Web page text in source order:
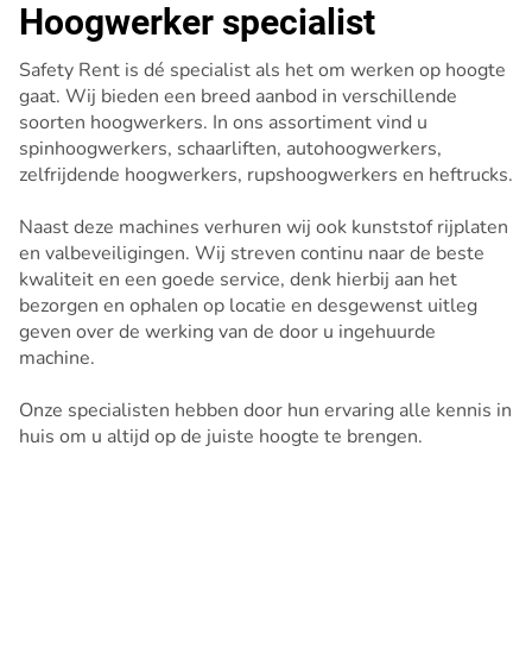
Hoogwerker specialist
Safety Rent is dé specialist als het om werken op hoogte
gaat. Wij bieden een breed aanbod in verschillende
soorten hoogwerkers. In ons assortiment vind u
spinhoogwerkers, schaarliften, autohoogwerkers,
zelfrijdende hoogwerkers, rupshoogwerkers en heftrucks.
Naast deze machines verhuren wij ook kunststof rijplaten
en valbeveiligingen. Wij streven continu naar de beste
kwaliteit en een goede service, denk hierbij aan het
bezorgen en ophalen op locatie en desgewenst uitleg
geven over de werking van de door u ingehuurde
machine.
Onze specialisten hebben door hun ervaring alle kennis in
huis om u altijd op de juiste hoogte te brengen.